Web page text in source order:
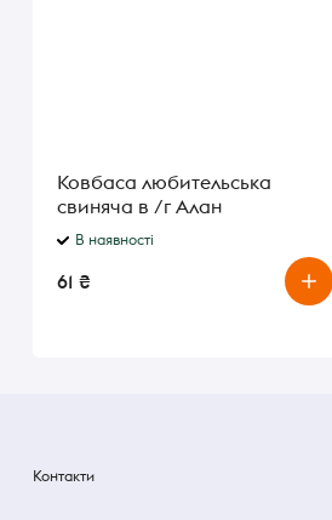
Ковбаса любительська
свиняча в /г Алан
В наявності
61 ₴
Контакти